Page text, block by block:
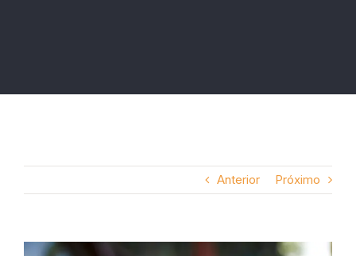
Anterior Próximo